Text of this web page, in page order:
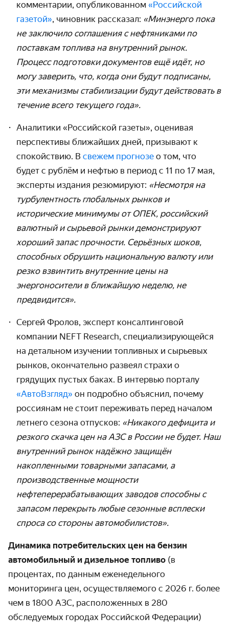
комментарии, опубликованном «Российской
газетой», чиновник рассказал: «Минэнерго пока
не заключило соглашения с нефтяниками по
поставкам топлива на внутренний рынок.
Процесс подготовки документов ещё идёт, но
могу заверить, что, когда они будут подписаны,
эти механизмы стабилизации будут действовать в
течение всего текущего года».
Аналитики «Российской газеты», оценивая
перспективы ближайших дней, призывают к
спокойствию. В свежем прогнозе о том, что
будет с рублём и нефтью в период с 11 по 17 мая,
эксперты издания резюмируют: «Несмотря на
турбулентность глобальных рынков и
исторические минимумы от ОПЕК, российский
валютный и сырьевой рынки демонстрируют
хороший запас прочности. Серьёзных шоков,
способных обрушить национальную валюту или
резко взвинтить внутренние цены на
энергоносители в ближайшую неделю, не
предвидится».
Сергей Фролов, эксперт консалтинговой
компании NEFT Research, специализирующейся
на детальном изучении топливных и сырьевых
рынков, окончательно развеял страхи о
грядущих пустых баках. В интервью порталу
«АвтоВзгляд» он подробно объяснил, почему
россиянам не стоит переживать перед началом
летнего сезона отпусков: «Никакого дефицита и
резкого скачка цен на АЗС в России не будет. Наш
внутренний рынок надёжно защищён
накопленными товарными запасами, а
производственные мощности
нефтеперерабатывающих заводов способны с
запасом перекрыть любые сезонные всплески
спроса со стороны автомобилистов».
Динамика потребительских цен на бензин
автомобильный и дизельное топливо (в
процентах, по данным еженедельного
мониторинга цен, осуществляемого с 2026 г. более
чем в 1800 АЗС, расположенных в 280
обследуемых городах Российской Федерации)